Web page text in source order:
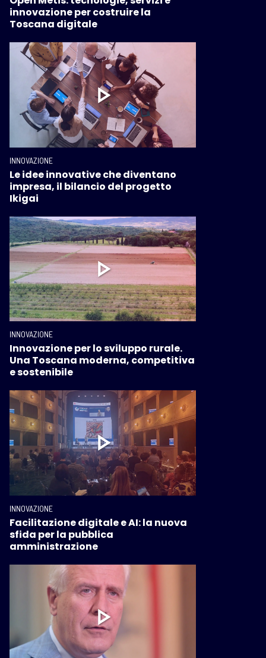
innovazione per costruire la
Toscana digitale
INNOVAZIONE
Le idee innovative che diventano
impresa, il bilancio del progetto
Ikigai
INNOVAZIONE
Innovazione per lo sviluppo rurale.
Una Toscana moderna, competitiva
e sostenibile
INNOVAZIONE
Facilitazione digitale e AI: la nuova
sfida per la pubblica
amministrazione